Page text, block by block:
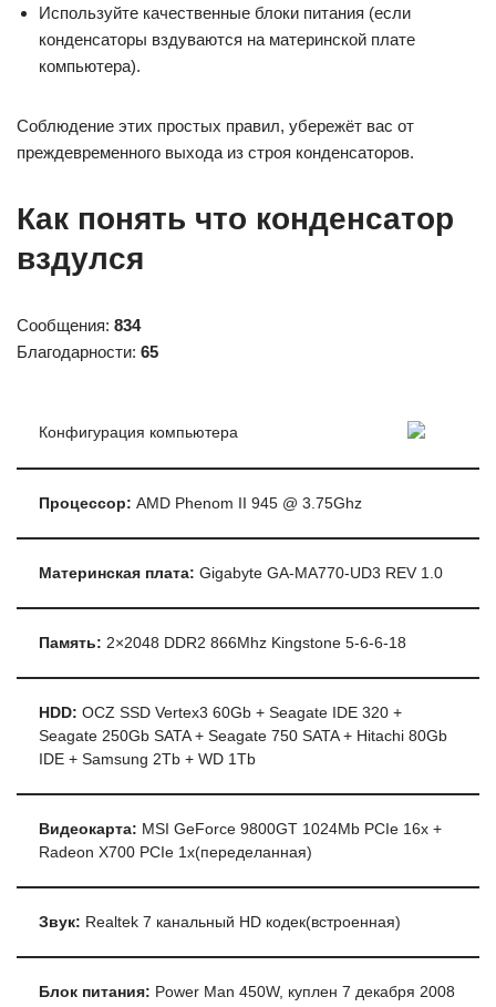
Используйте качественные блоки питания (если
конденсаторы вздуваются на материнской плате
компьютера).
Соблюдение этих простых правил, убережёт вас от
преждевременного выхода из строя конденсаторов.
Как понять что конденсатор
вздулся
Сообщения: 834
Благодарности: 65
Конфигурация компьютера
Процессор: AMD Phenom II 945 @ 3.75Ghz
Материнская плата: Gigabyte GA-MA770-UD3 REV 1.0
Память: 2×2048 DDR2 866Mhz Kingstone 5-6-6-18
HDD: OCZ SSD Vertex3 60Gb + Seagate IDE 320 +
Seagate 250Gb SATA + Seagate 750 SATA + Hitachi 80Gb
IDE + Samsung 2Tb + WD 1Tb
Видеокарта: MSI GeForce 9800GT 1024Mb PCIe 16x +
Radeon X700 PCIe 1x(переделанная)
Звук: Realtek 7 канальный HD кодек(встроенная)
Блок питания: Power Man 450W, куплен 7 декабря 2008